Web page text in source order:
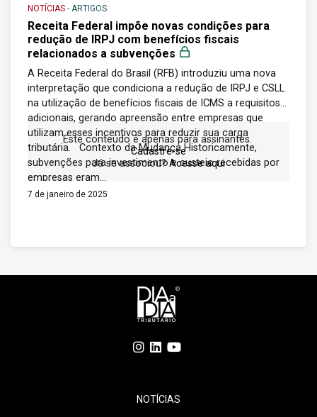
NOTÍCIAS - ARTIGOS
Receita Federal impõe novas condições para
redução de IRPJ com benefícios fiscais
relacionados a subvenções
A Receita Federal do Brasil (RFB) introduziu uma nova
interpretação que condiciona a redução de IRPJ e CSLL
na utilização de benefícios fiscais de ICMS a requisitos
adicionais, gerando apreensão entre empresas que
utilizam esses incentivos para reduzir sua carga
tributária. Contexto da Mudança Historicamente,
subvenções para investimento e custeio recebidas por
empresas eram...
Este conteúdo é apenas para assinantes.
Cadastre-se
Já se associou?Acesse aqui
7 de janeiro de 2025
NOTÍCIAS